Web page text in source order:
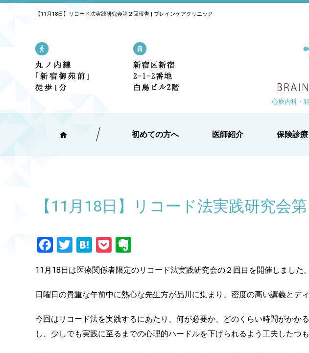
【11月18日】リコード法実践研究会第２回報告 | ブレインケアクリニック
心療内科・
丸の内線「新宿御苑前」駅 1番出口より 徒歩1分
初めての方へ 医師紹介 保険診療
【11月18日】リコード法実践研究会
Facebook
Twitter
HatenaPocket
11月18日は医療関係者限定のリコード法実践研究会の２回目を開催しました。
日曜日の貴重な午前中に熱心な先生方が品川に集まり、密度の高い講義とデ
今回はリコード法を実践するにあたり、何が必要か、どのくらい時間がかか
し、少しでも実践に至るまでの心理的ハードルを下げられるよう工夫したつも